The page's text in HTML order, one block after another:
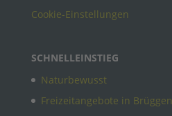
Cookie-Einstellungen
SCHNELLEINSTIEG
Naturbewusst
Freizeitangebote in Brüggen